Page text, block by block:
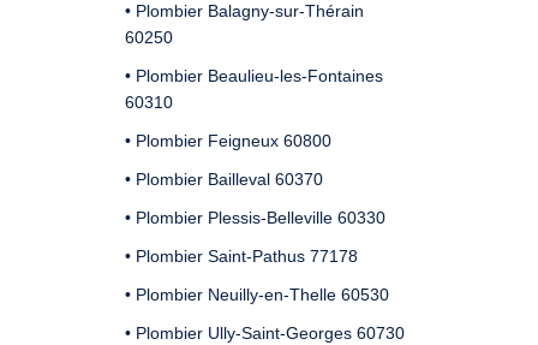
• Plombier Balagny-sur-Thérain
60250
• Plombier Beaulieu-les-Fontaines
60310
• Plombier Feigneux 60800
• Plombier Bailleval 60370
• Plombier Plessis-Belleville 60330
• Plombier Saint-Pathus 77178
• Plombier Neuilly-en-Thelle 60530
• Plombier Ully-Saint-Georges 60730